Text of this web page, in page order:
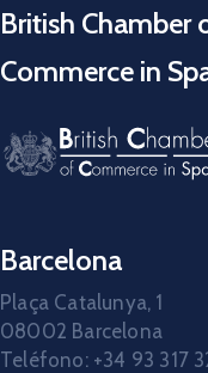
British Chamber
Commerce in
Barcelona
Plaça Catalunya, 1
08002 Barcelona
Teléfono: +34 93 317